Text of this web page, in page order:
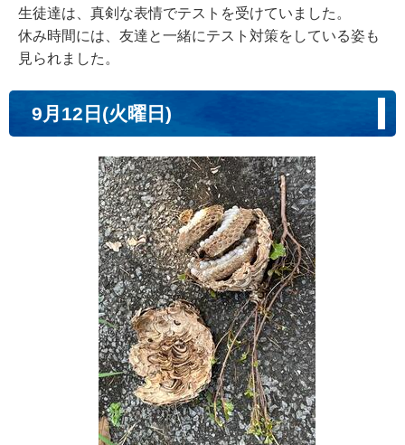
生徒達は、真剣な表情でテストを受けていました。
休み時間には、友達と一緒にテスト対策をしている姿も
見られました。
9月12日(火曜日)